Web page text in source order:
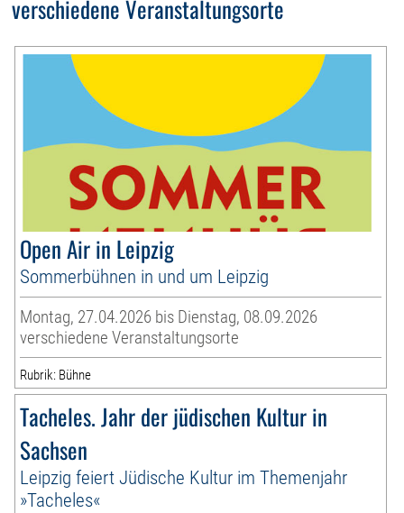
verschiedene Veranstaltungsorte
Open Air in Leipzig
Sommerbühnen in und um Leipzig
Montag, 27.04.2026 bis Dienstag, 08.09.2026
verschiedene Veranstaltungsorte
Rubrik: Bühne
Tacheles. Jahr der jüdischen Kultur in
Sachsen
Leipzig feiert Jüdische Kultur im Themenjahr
»Tacheles«